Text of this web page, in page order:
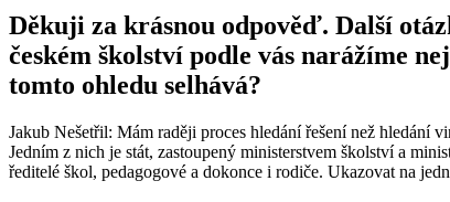
Děkuji za krásnou odpověď. Další
českém školství podle vás narážíme
tomto ohledu selhává?
Jakub Nešetřil: Mám raději proces hledání řešení než hledání
Jedním z nich je stát, zastoupený ministerstvem školství a
ředitelé škol, pedagogové a dokonce i rodiče. Ukazovat na